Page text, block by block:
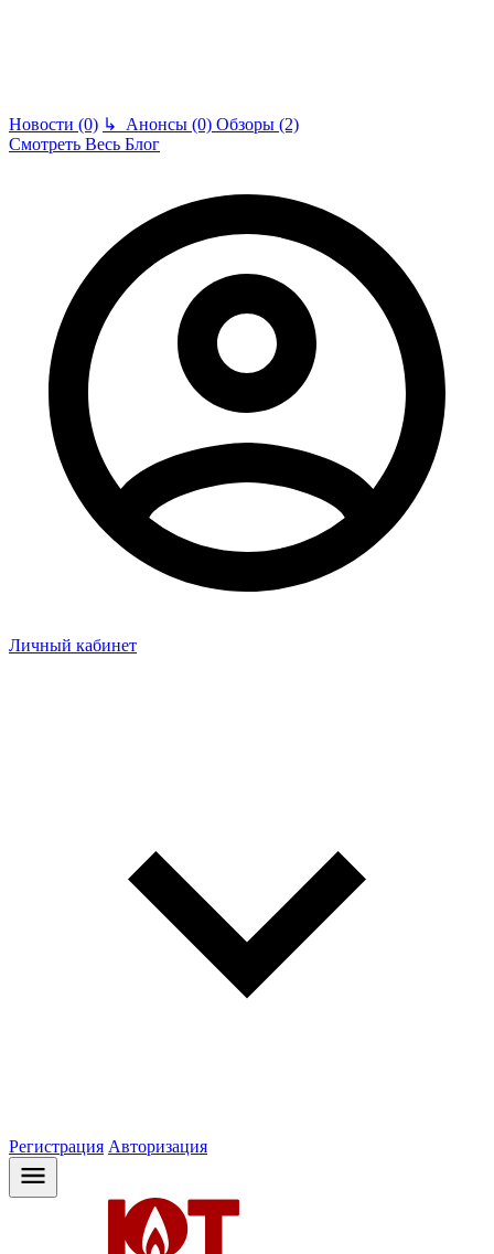
Новости (0) ↳ Анонсы (0) Обзоры (2)
Смотреть Весь Блог
Личный кабинет
Регистрация Авторизация